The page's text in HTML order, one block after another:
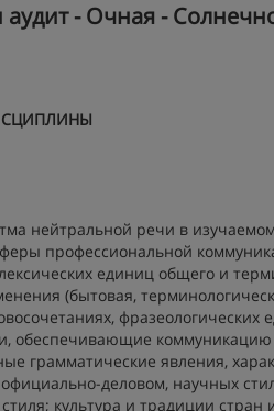
- Очная -
нейтральной речи в
профессиональной
единиц общего и
(бытовая,
фразеологических
обеспечивающие коммуникацию
грамматические явления,
деловом, научных
культура и традиции стран